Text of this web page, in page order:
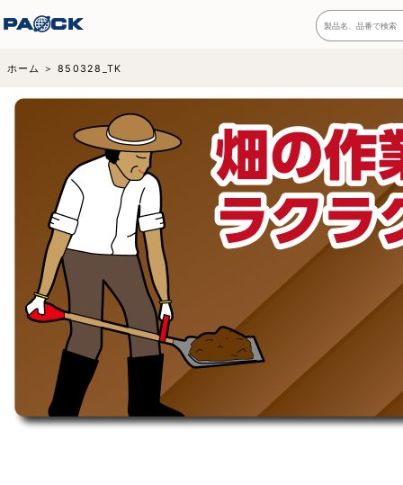
ホーム 850328_TK